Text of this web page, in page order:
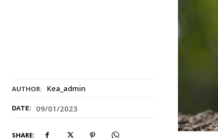
AUTHOR: Kea_admin
DATE: 09/01/2023
SHARE: